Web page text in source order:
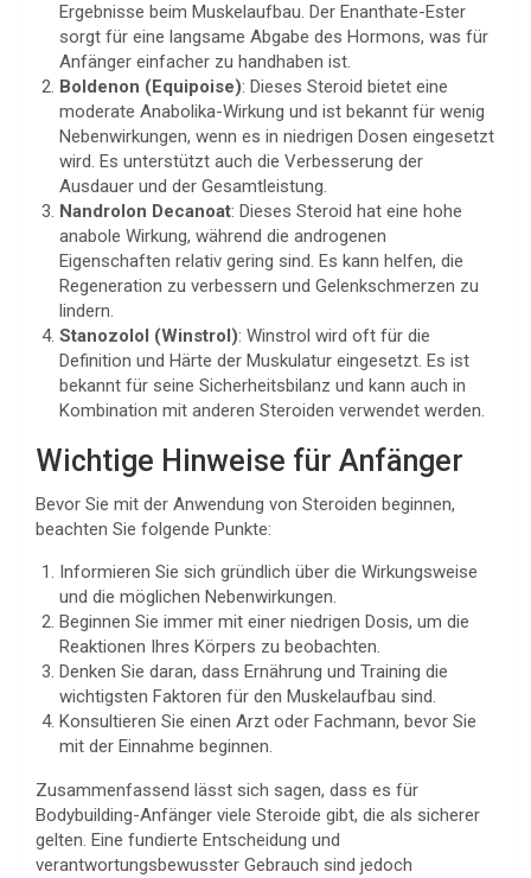
Ergebnisse beim Muskelaufbau. Der Enanthate-Ester
sorgt für eine langsame Abgabe des Hormons, was für
Anfänger einfacher zu handhaben ist.
Boldenon (Equipoise): Dieses Steroid bietet eine
moderate Anabolika-Wirkung und ist bekannt für wenig
Nebenwirkungen, wenn es in niedrigen Dosen eingesetzt
wird. Es unterstützt auch die Verbesserung der
Ausdauer und der Gesamtleistung.
Nandrolon Decanoat: Dieses Steroid hat eine hohe
anabole Wirkung, während die androgenen
Eigenschaften relativ gering sind. Es kann helfen, die
Regeneration zu verbessern und Gelenkschmerzen zu
lindern.
Stanozolol (Winstrol): Winstrol wird oft für die
Definition und Härte der Muskulatur eingesetzt. Es ist
bekannt für seine Sicherheitsbilanz und kann auch in
Kombination mit anderen Steroiden verwendet werden.
Wichtige Hinweise für Anfänger
Bevor Sie mit der Anwendung von Steroiden beginnen,
beachten Sie folgende Punkte:
Informieren Sie sich gründlich über die Wirkungsweise
und die möglichen Nebenwirkungen.
Beginnen Sie immer mit einer niedrigen Dosis, um die
Reaktionen Ihres Körpers zu beobachten.
Denken Sie daran, dass Ernährung und Training die
wichtigsten Faktoren für den Muskelaufbau sind.
Konsultieren Sie einen Arzt oder Fachmann, bevor Sie
mit der Einnahme beginnen.
Zusammenfassend lässt sich sagen, dass es für
Bodybuilding-Anfänger viele Steroide gibt, die als sicherer
gelten. Eine fundierte Entscheidung und
verantwortungsbewusster Gebrauch sind jedoch